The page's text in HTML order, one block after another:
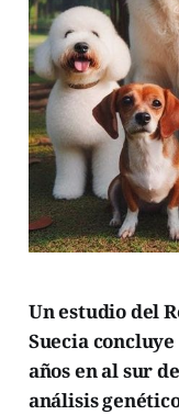
Un estudio del
Suecia
años en al sur
análisis